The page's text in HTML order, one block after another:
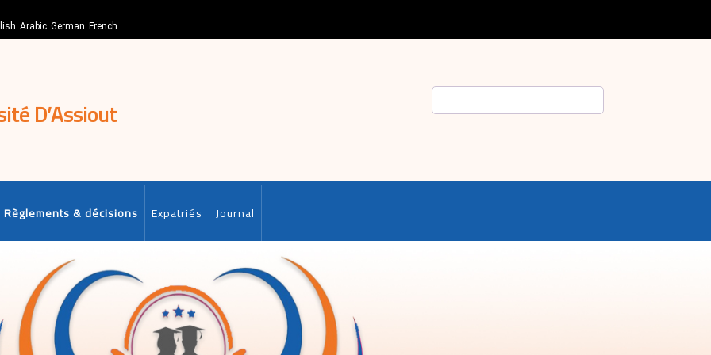
Arabic German French
D’Assiout
Règlements & décisions Expatriés Journal